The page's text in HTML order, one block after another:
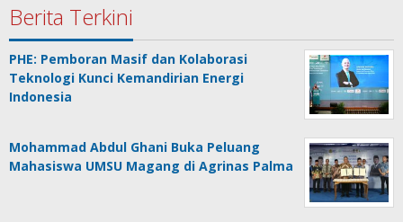
Berita Terkini
PHE: Pemboran Masif dan Kolaborasi
Teknologi Kunci Kemandirian Energi
Indonesia
Mohammad Abdul Ghani Buka Peluang
Mahasiswa UMSU Magang di Agrinas Palma